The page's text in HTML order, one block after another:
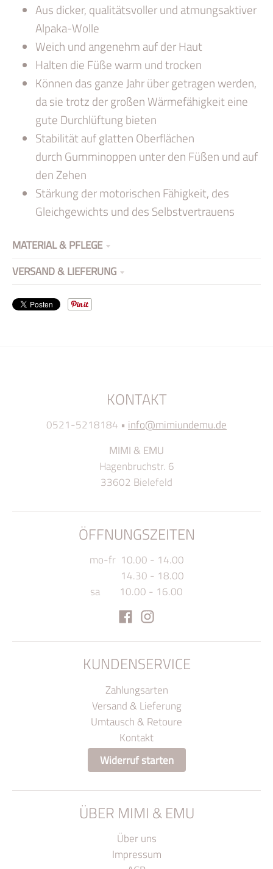
Aus dicker, qualitätsvoller und atmungsaktiver
Alpaka-Wolle
Weich und angenehm auf der Haut
Halten die Füße warm und trocken
Können das ganze Jahr über getragen werden,
da sie trotz der großen Wärmefähigkeit eine
gute Durchlüftung bieten
Stabilität auf glatten Oberflächen
durch Gumminoppen unter den Füßen und auf
den Zehen
Stärkung der motorischen Fähigkeit, des
Gleichgewichts und des Selbstvertrauens
MATERIAL & PFLEGE
VERSAND & LIEFERUNG
KONTAKT
0521-5218184 • info@mimiundemu.de
MIMI & EMU
Hagenbruchstr. 6
33602 Bielefeld
ÖFFNUNGSZEITEN
mo-fr 10.00 - 14.00
14.30 - 18.00
sa 10.00 - 16.00
KUNDENSERVICE
Zahlungsarten
Versand & Lieferung
Umtausch & Retoure
Kontakt
Widerruf starten
ÜBER MIMI & EMU
Über uns
Impressum